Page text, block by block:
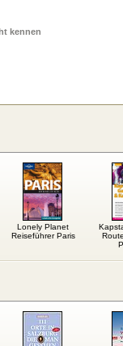
kennen
Lonely Planet
Reiseführer Paris